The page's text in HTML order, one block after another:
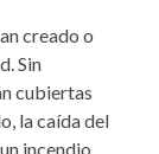
creado o
Sin
cubiertas
la caída del
incendio